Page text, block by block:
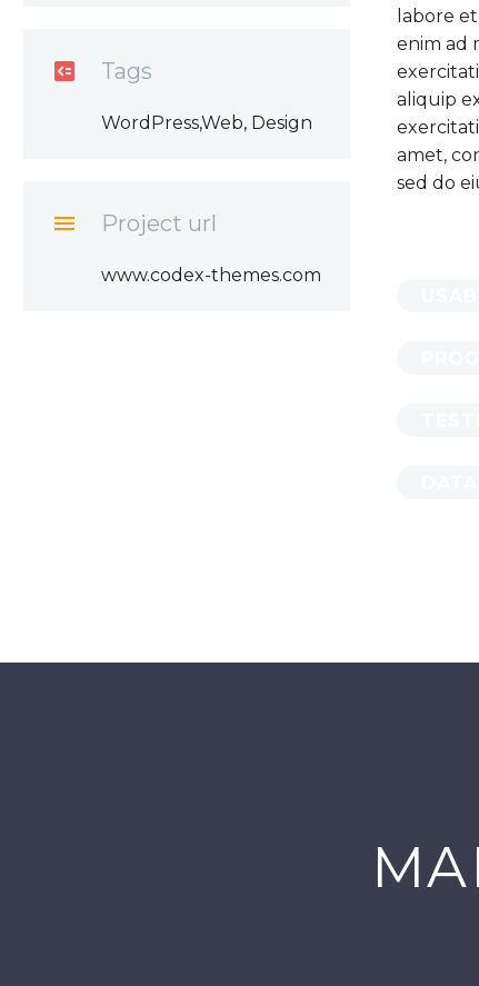
 Tags
WordPress,Web, Design
 Project url
www.codex-themes.com
labore
enim ad
aliquip
amet,
sed do